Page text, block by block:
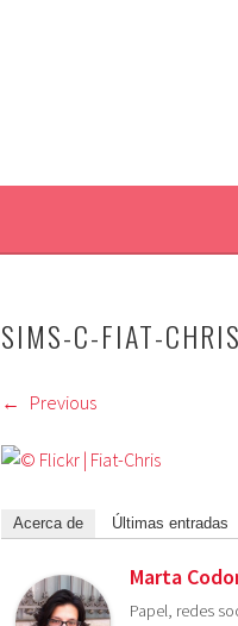
SIMS-C-FIAT-CHRIS
Previous
Acerca de Últimas entradas
Marta
Papel, redes